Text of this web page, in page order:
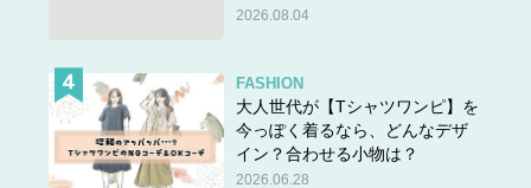
2026.08.04
FASHION
大人世代が【Tシャツワンピ】を
今っぽく着るなら、どんなデザ
イン？合わせる小物は？
2026.06.28